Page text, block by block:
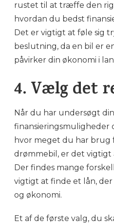
rustet til at træffe den
hvordan du bedst
Det er vigtigt at føle sig
beslutning, da en bil er
påvirker din økonomi i
4. Vælg det
Når du har undersøgt
finansieringsmuligheder
hvor meget du har brug
drømmebil, er det
Der findes mange
vigtigt at finde et lån,
og økonomi.
Et af de første valg, du